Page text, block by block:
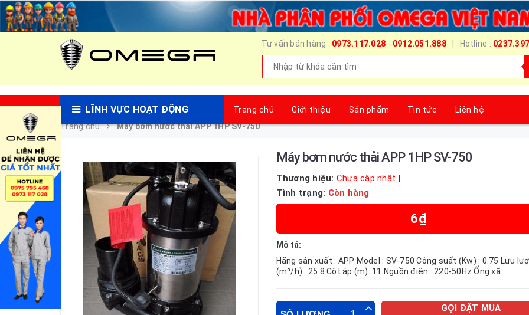
Tư vấn bán hàng : 0973.117.028 - 0912.051.888| Hotline :
LĨNH VỰC HOẠT ĐỘNG Trang chủ Giới thiệu Sản phẩm Tin tức
Liên hệ
Trang chủ
Máy bơm nước thải APP 1HP SV-750
Máy bơm nước thải APP 1HP SV-750
Thương hiệu: Chưa cập nhật |
Tình trạng: Còn hàng
6₫
Mô tả:
Hãng sản xuất : APP Model : SV-750 Công suất (Kw) : 0.75 Lưu
(m³/h) : 25.8 Cột áp (m): 11 Nguồn điện : 220-50Hz Ống
GỌI ĐẶT MUA